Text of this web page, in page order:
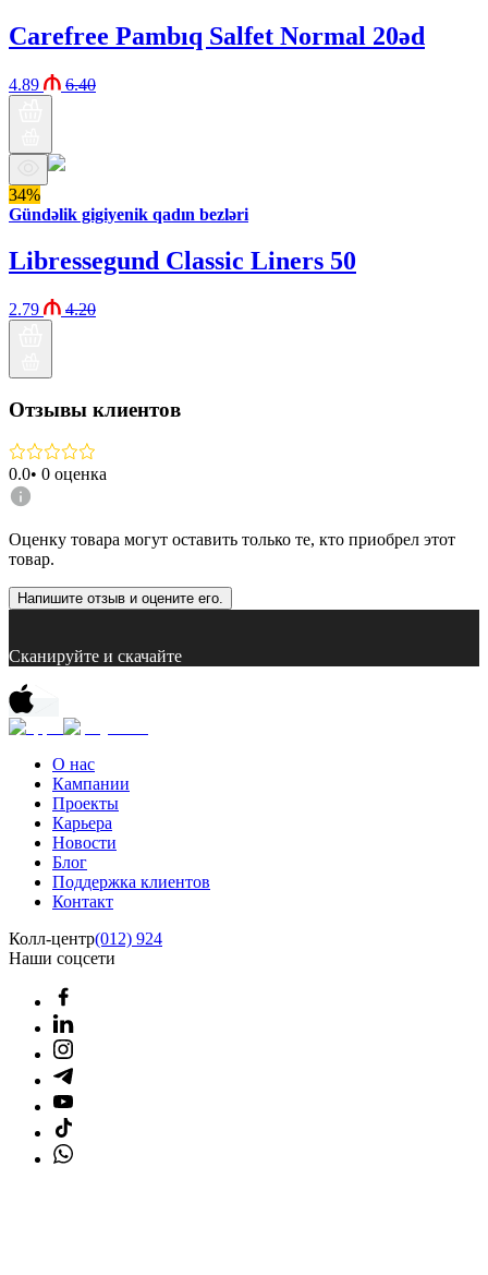
Carefree Pambıq Salfet Normal 20əd
4.89 6.40
34%
Gündəlik gigiyenik qadın bezləri
Libressegund Classic Liners 50
2.79 4.20
Отзывы клиентов
0.0• 0 оценка
Оценку товара могут оставить только те, кто приобрел этот
товар.
Напишите отзыв и оцените его.
Сканируйте и скачайте
О нас
Кампании
Проекты
Карьера
Новости
Блог
Поддержка клиентов
Контакт
Колл-центр(012) 924
Наши соцсети